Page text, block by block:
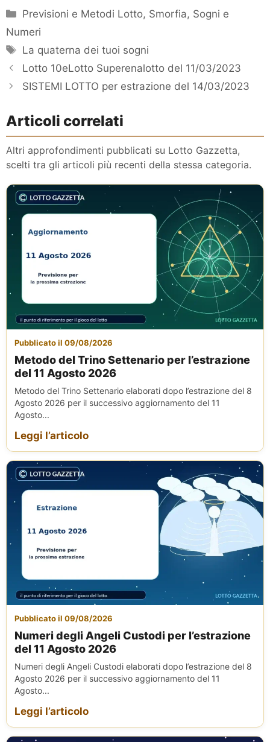
Categorie
Previsioni e Metodi Lotto, Smorfia, Sogni e
Numeri
Tag
La quaterna dei tuoi sogni
Lotto 10eLotto Superenalotto del 11/03/2023
SISTEMI LOTTO per estrazione del 14/03/2023
Articoli correlati
Altri approfondimenti pubblicati su Lotto Gazzetta,
scelti tra gli articoli più recenti della stessa categoria.
Pubblicato il 09/08/2026
Metodo del Trino Settenario per l’estrazione
del 11 Agosto 2026
Metodo del Trino Settenario elaborati dopo l’estrazione del 8
Agosto 2026 per il successivo aggiornamento del 11
Agosto...
Leggi l’articolo
Pubblicato il 09/08/2026
Numeri degli Angeli Custodi per l’estrazione
del 11 Agosto 2026
Numeri degli Angeli Custodi elaborati dopo l’estrazione del 8
Agosto 2026 per il successivo aggiornamento del 11
Agosto...
Leggi l’articolo